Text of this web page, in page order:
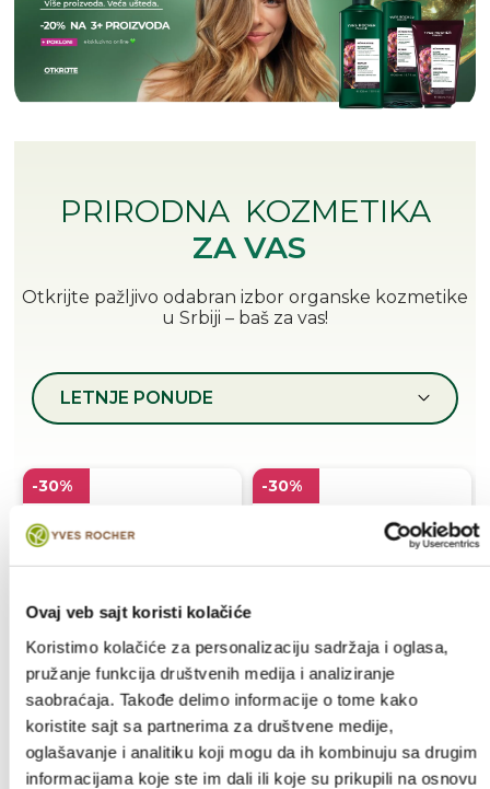
Ovaj veb sajt koristi kolačiće
Koristimo kolačiće za personalizaciju sadržaja i oglasa,
pružanje funkcija društvenih medija i analiziranje
saobraćaja. Takođe delimo informacije o tome kako
koristite sajt sa partnerima za društvene medije,
oglašavanje i analitiku koji mogu da ih kombinuju sa drugim
informacijama koje ste im dali ili koje su prikupili na osnovu
PRIRODNA KOZMETIKA
ZA VAS
Otkrijte pažljivo odabran izbor organske kozmetike
u Srbiji – baš za vas!
LETNJE PONUDE
-30%
Multi-zaštitni UV fluid
SPF 50+
30 ml
3,003.00 RSD
4,290.00
RSD
-30%
Nevidljiva zaštita od
sunca SPF50
150 ml
2,583.00 RSD 3,690.00
RSD